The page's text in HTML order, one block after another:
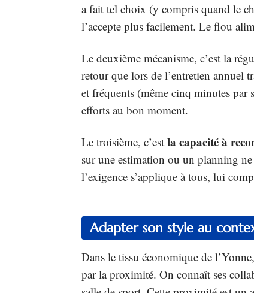
a fait tel choix (y compris quand le
l’accepte plus facilement. Le flou
Le deuxième mécanisme, c’est la
retour que lors de l’entretien annuel
et fréquents (même cinq minutes par
efforts au bon moment.
Le troisième, c’est la capacité à
sur une estimation ou un planning
l’exigence s’applique à tous, lui
Adapter son style au
Dans le tissu économique de
par la proximité. On connaît ses